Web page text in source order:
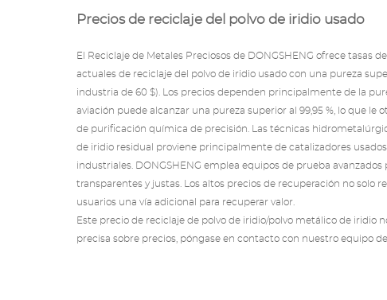
Precios de reciclaje del polvo de iridio usado
El Reciclaje de Metales Preciosos de DONGSHENG ofrece tasas
actuales de reciclaje del polvo de iridio usado con una pureza
industria de 60 $). Los precios dependen principalmente de la
aviación puede alcanzar una pureza superior al 99,95 %, lo que
de purificación química de precisión. Las técnicas
de iridio residual proviene principalmente de catalizadores
industriales. DONGSHENG emplea equipos de prueba
transparentes y justas. Los altos precios de recuperación no solo
usuarios una vía adicional para recuperar valor.
Este precio de reciclaje de polvo de iridio/polvo metálico de
precisa sobre precios, póngase en contacto con nuestro equipo